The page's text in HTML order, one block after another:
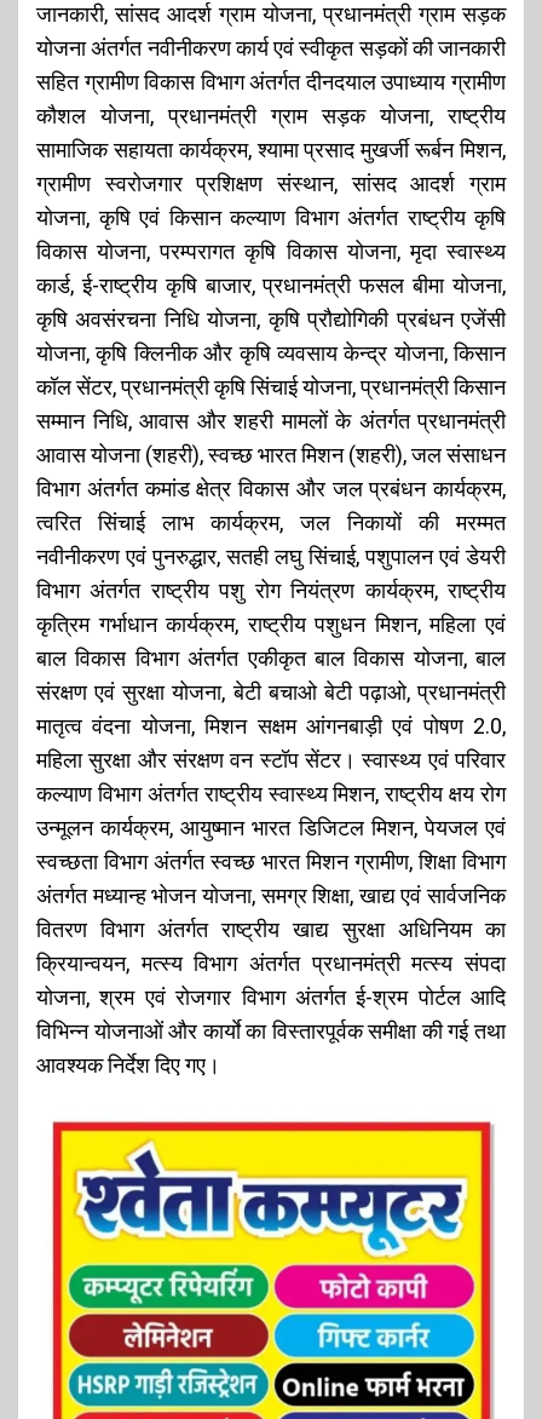
जानकारी, सांसद आदर्श ग्राम योजना, प्रधानमंत्री ग्राम सड़क
योजना अंतर्गत नवीनीकरण कार्य एवं स्वीकृत सड़कों की जानकारी
सहित ग्रामीण विकास विभाग अंतर्गत दीनदयाल उपाध्याय ग्रामीण
कौशल योजना, प्रधानमंत्री ग्राम सड़क योजना, राष्ट्रीय
सामाजिक सहायता कार्यक्रम, श्यामा प्रसाद मुखर्जी रूर्बन मिशन,
ग्रामीण स्वरोजगार प्रशिक्षण संस्थान, सांसद आदर्श ग्राम
योजना, कृषि एवं किसान कल्याण विभाग अंतर्गत राष्ट्रीय कृषि
विकास योजना, परम्परागत कृषि विकास योजना, मृदा स्वास्थ्य
कार्ड, ई-राष्ट्रीय कृषि बाजार, प्रधानमंत्री फसल बीमा योजना,
कृषि अवसंरचना निधि योजना, कृषि प्रौद्योगिकी प्रबंधन एजेंसी
योजना, कृषि क्लिनीक और कृषि व्यवसाय केन्द्र योजना, किसान
कॉल सेंटर, प्रधानमंत्री कृषि सिंचाई योजना, प्रधानमंत्री किसान
सम्मान निधि, आवास और शहरी मामलों के अंतर्गत प्रधानमंत्री
आवास योजना (शहरी), स्वच्छ भारत मिशन (शहरी), जल संसाधन
विभाग अंतर्गत कमांड क्षेत्र विकास और जल प्रबंधन कार्यक्रम,
त्वरित सिंचाई लाभ कार्यक्रम, जल निकायों की मरम्मत
नवीनीकरण एवं पुनरुद्धार, सतही लघु सिंचाई, पशुपालन एवं डेयरी
विभाग अंतर्गत राष्ट्रीय पशु रोग नियंत्रण कार्यक्रम, राष्ट्रीय
कृत्रिम गर्भाधान कार्यक्रम, राष्ट्रीय पशुधन मिशन, महिला एवं
बाल विकास विभाग अंतर्गत एकीकृत बाल विकास योजना, बाल
संरक्षण एवं सुरक्षा योजना, बेटी बचाओ बेटी पढ़ाओ, प्रधानमंत्री
मातृत्व वंदना योजना, मिशन सक्षम आंगनबाड़ी एवं पोषण 2.0,
महिला सुरक्षा और संरक्षण वन स्टॉप सेंटर। स्वास्थ्य एवं परिवार
कल्याण विभाग अंतर्गत राष्ट्रीय स्वास्थ्य मिशन, राष्ट्रीय क्षय रोग
उन्मूलन कार्यक्रम, आयुष्मान भारत डिजिटल मिशन, पेयजल एवं
स्वच्छता विभाग अंतर्गत स्वच्छ भारत मिशन ग्रामीण, शिक्षा विभाग
अंतर्गत मध्यान्ह भोजन योजना, समग्र शिक्षा, खाद्य एवं सार्वजनिक
वितरण विभाग अंतर्गत राष्ट्रीय खाद्य सुरक्षा अधिनियम का
क्रियान्वयन, मत्स्य विभाग अंतर्गत प्रधानमंत्री मत्स्य संपदा
योजना, श्रम एवं रोजगार विभाग अंतर्गत ई-श्रम पोर्टल आदि
विभिन्न योजनाओं और कार्याे का विस्तारपूर्वक समीक्षा की गई तथा
आवश्यक निर्देश दिए गए।